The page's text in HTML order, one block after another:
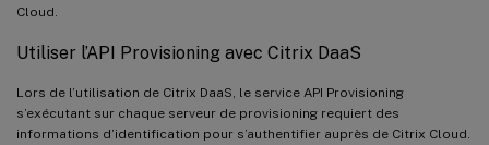
Cloud.
Utiliser l’API Provisioning avec Citrix DaaS
Lors de l’utilisation de Citrix DaaS, le service API Provisioning
s’exécutant sur chaque serveur de provisioning requiert des
informations d’identification pour s’authentifier auprès de Citrix Cloud.